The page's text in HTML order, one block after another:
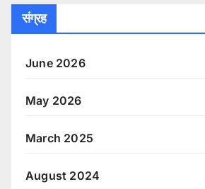
संग्रह
June 2026
May 2026
March 2025
August 2024